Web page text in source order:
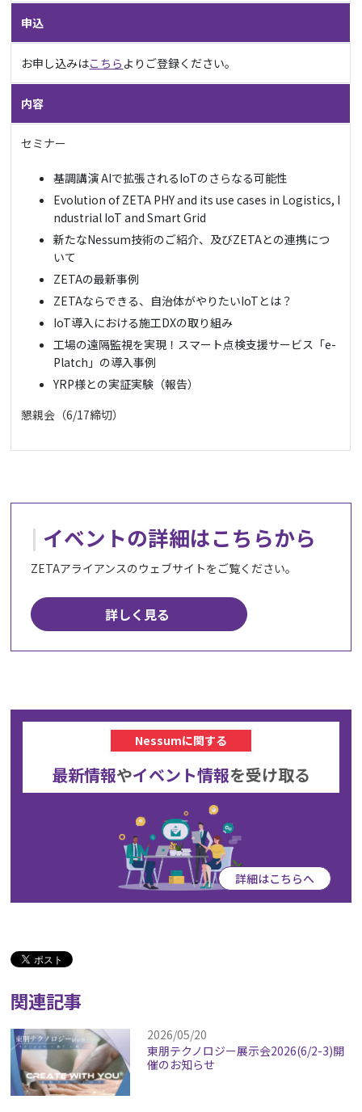
申込
お申し込みはこちら よりご登録ください。
内容
セミナー
基調講演 AIで拡張されるIoTのさらなる可能性
Evolution of ZETA PHY and its use cases in Logistics, I
ndustrial IoT and Smart Grid
新たなNessum技術のご紹介、及びZETAとの連携につ
いて
ZETAの最新事例
ZETAならできる、自治体がやりたいIoTとは？
IoT導入における施工DXの取り組み
工場の遠隔監視を実現！スマート点検支援サービス「e-
Platch」の導入事例
YRP様との実証実験（報告）
懇親会（6/17締切）
イベントの詳細はこちらから
ZETAアライアンスのウェブサイトをご覧ください。
詳しく見る
Nessumに関する
最新情報やイベント情報を受け取る
詳細はこちらへ
関連記事
2026/05/20
東朋テクノロジー展示会2026(6/2-3)開
催のお知らせ